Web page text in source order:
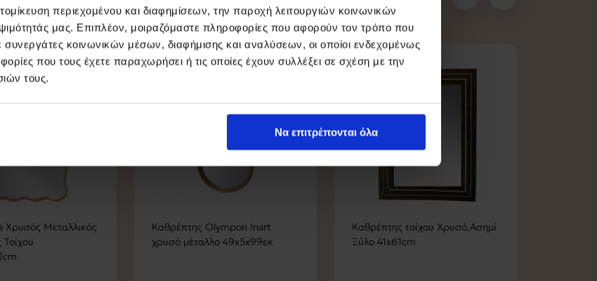
περιεχομένου και διαφημίσεων, την παροχή λειτουργιών κοινωνικών
μας. Επιπλέον, μοιραζόμαστε πληροφορίες που αφορούν τον τρόπο που
συνεργάτες κοινωνικών μέσων, διαφήμισης και αναλύσεων, οι οποίοι ενδεχομένως
που τους έχετε παραχωρήσει ή τις οποίες έχουν συλλέξει σε σχέση με την
τους.
Να επιτρέπονται όλα
Χρυσός Μεταλλικός
-15%
Καθρέπτης Olympon Inart
χρυσό μέταλλο 49x5x99εκ
Καθρέπτης τοίχου Χρυσό,Ασημί
Ξύλο 41x61cm